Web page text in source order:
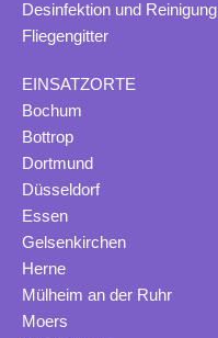
Desinfektion und Reinigung
Fliegengitter
EINSATZORTE
Bochum
Bottrop
Dortmund
Düsseldorf
Essen
Gelsenkirchen
Herne
Mülheim an der Ruhr
Moers